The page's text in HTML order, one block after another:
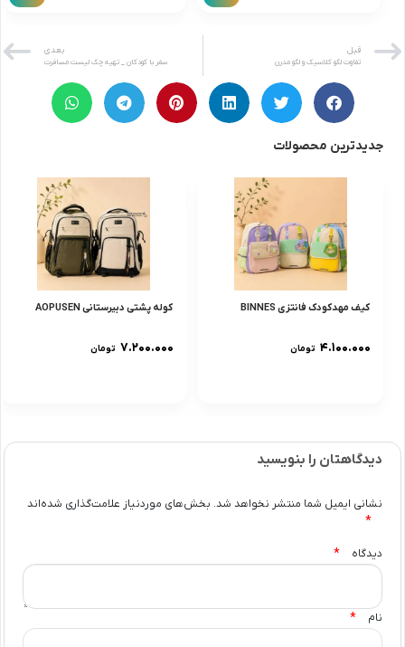
قبل
تفاوت لگو کلاسیک و لگو مدرن
بعدی
سفر با کودکان _ تهیه چک لیست مسافرت
جدیدترین محصولات
کیف مهدکودک فانتزی BINNES
۴.۱۰۰.۰۰۰ تومان
کوله پشتی دبیرستانی AOPUSEN
۷.۲۰۰.۰۰۰ تومان
دیدگاهتان را بنویسید
نشانی ایمیل شما منتشر نخواهد شد. بخش‌های موردنیاز علامت‌گذاری شده‌اند
*
دیدگاه *
نام *